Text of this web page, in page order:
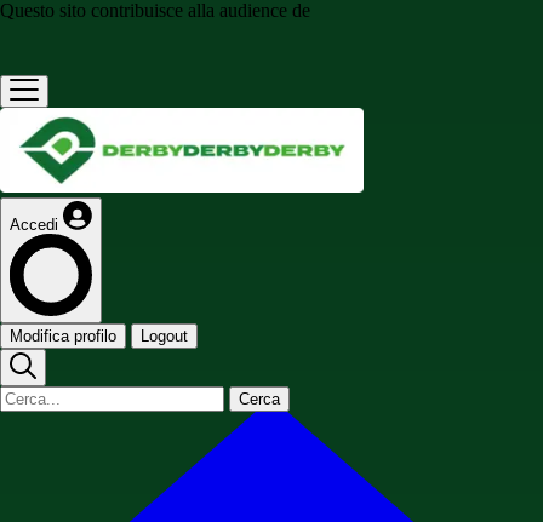
Questo sito contribuisce alla audience de
Accedi
Modifica profilo Logout
Cerca